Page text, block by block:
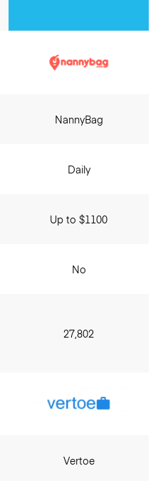
NannyBag
Daily
Up to $1100
No
27,802
Vertoe